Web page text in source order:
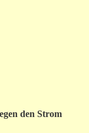
den Strom